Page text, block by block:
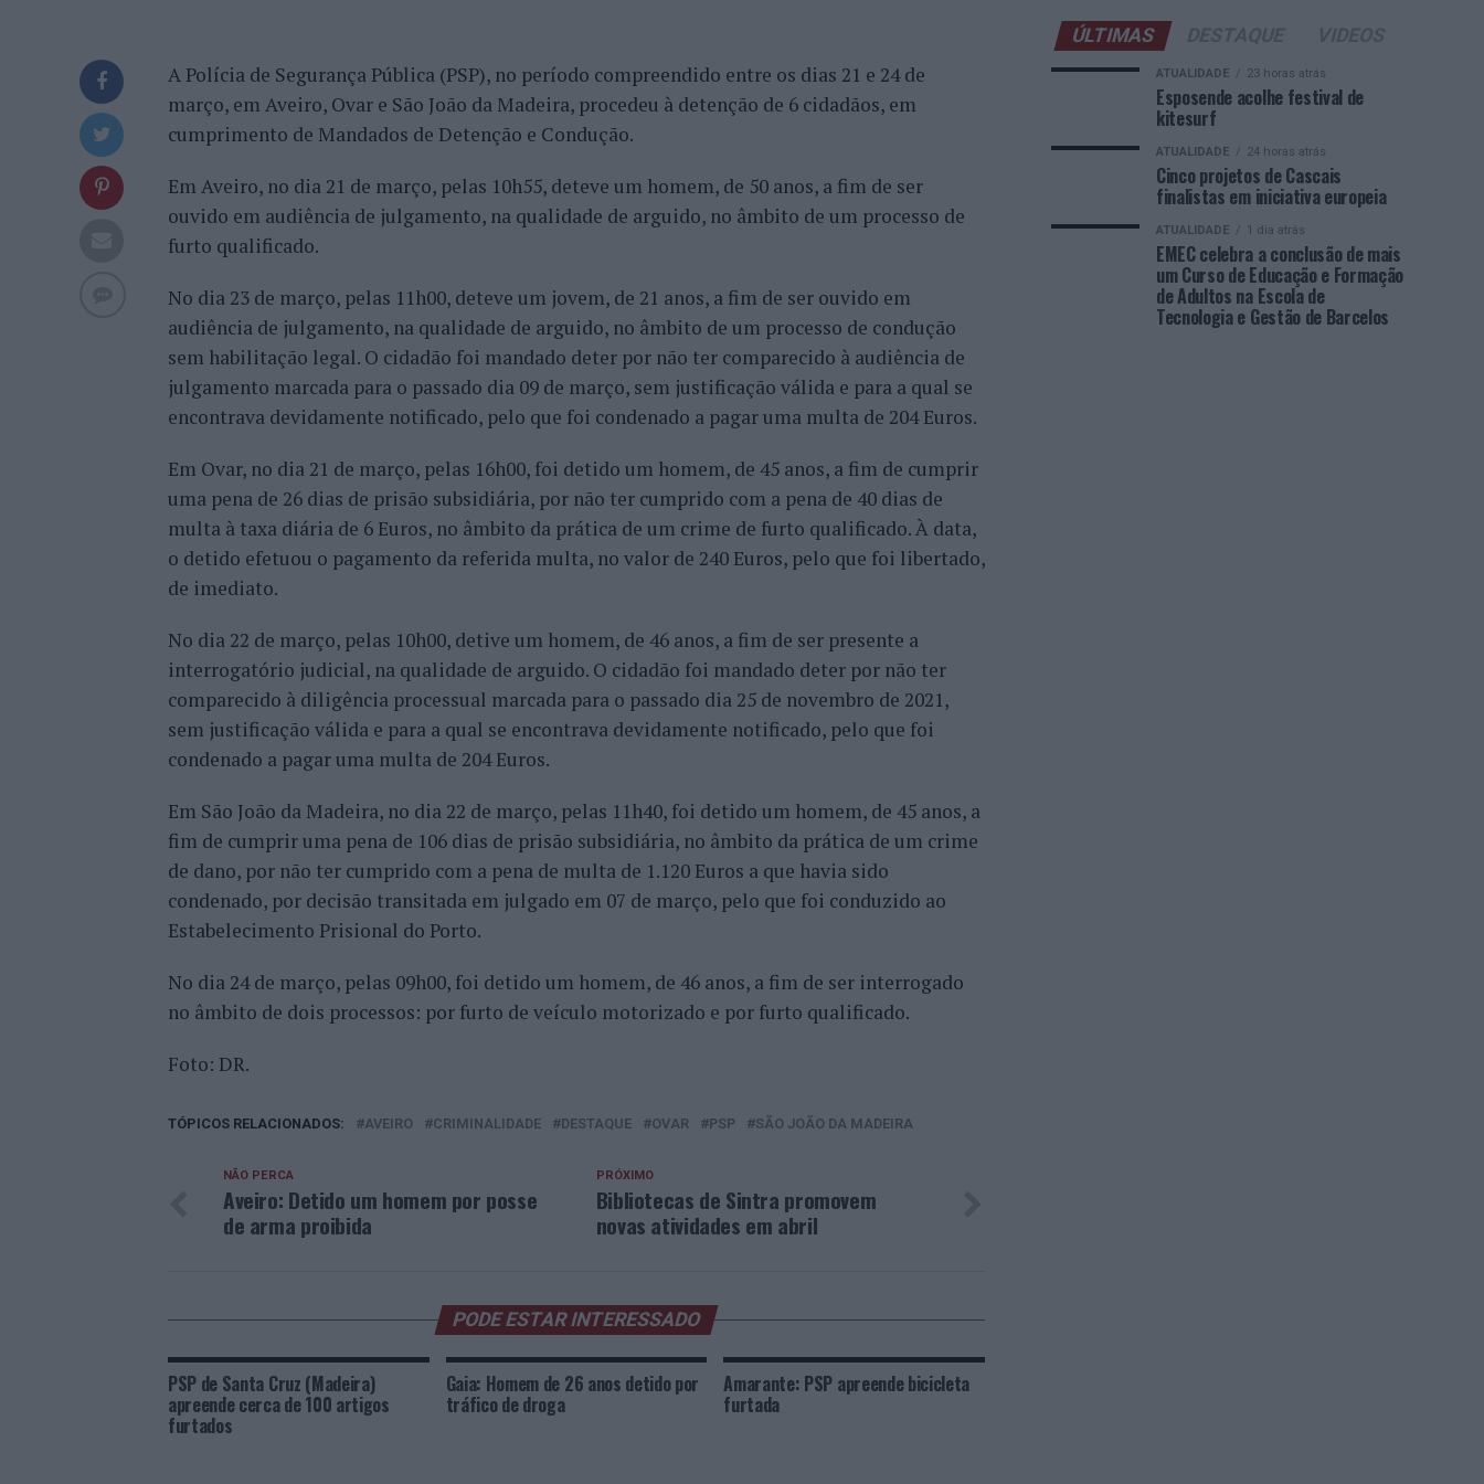
A Polícia de Segurança Pública (PSP), no período compreendido entre os dias 21 e 24 de
março, em Aveiro, Ovar e São João da Madeira, procedeu à detenção de 6 cidadãos, em
cumprimento de Mandados de Detenção e Condução.
Em Aveiro, no dia 21 de março, pelas 10h55, deteve um homem, de 50 anos, a fim de ser
ouvido em audiência de julgamento, na qualidade de arguido, no âmbito de um processo de
furto qualificado.
No dia 23 de março, pelas 11h00, deteve um jovem, de 21 anos, a fim de ser ouvido em
audiência de julgamento, na qualidade de arguido, no âmbito de um processo de condução
sem habilitação legal. O cidadão foi mandado deter por não ter comparecido à audiência de
julgamento marcada para o passado dia 09 de março, sem justificação válida e para a qual se
encontrava devidamente notificado, pelo que foi condenado a pagar uma multa de 204 Euros.
Em Ovar, no dia 21 de março, pelas 16h00, foi detido um homem, de 45 anos, a fim de cumprir
uma pena de 26 dias de prisão subsidiária, por não ter cumprido com a pena de 40 dias de
multa à taxa diária de 6 Euros, no âmbito da prática de um crime de furto qualificado. À data,
o detido efetuou o pagamento da referida multa, no valor de 240 Euros, pelo que foi libertado,
de imediato.
No dia 22 de março, pelas 10h00, detive um homem, de 46 anos, a fim de ser presente a
interrogatório judicial, na qualidade de arguido. O cidadão foi mandado deter por não ter
comparecido à diligência processual marcada para o passado dia 25 de novembro de 2021,
sem justificação válida e para a qual se encontrava devidamente notificado, pelo que foi
condenado a pagar uma multa de 204 Euros.
Em São João da Madeira, no dia 22 de março, pelas 11h40, foi detido um homem, de 45 anos, a
fim de cumprir uma pena de 106 dias de prisão subsidiária, no âmbito da prática de um crime
de dano, por não ter cumprido com a pena de multa de 1.120 Euros a que havia sido
condenado, por decisão transitada em julgado em 07 de março, pelo que foi conduzido ao
Estabelecimento Prisional do Porto.
No dia 24 de março, pelas 09h00, foi detido um homem, de 46 anos, a fim de ser interrogado
no âmbito de dois processos: por furto de veículo motorizado e por furto qualificado.
Foto: DR.
TÓPICOS RELACIONADOS: AVEIRO CRIMINALIDADE DESTAQUE OVAR PSP SÃO JOÃO DA MADEIRA
PRÓXIMO
Bibliotecas de Sintra promovem
novas atividades em abril
NÃO PERCA
Aveiro: Detido um homem por posse
de arma proibida
PODE ESTAR INTERESSADO
PSP de Santa Cruz (Madeira)
apreende cerca de 100 artigos
furtados
Gaia: Homem de 26 anos detido por
tráfico de droga
Amarante: PSP apreende bicicleta
furtada
ÚLTIMAS
ATUALIDADE 23 horas atrás
Esposende acolhe festival de
kitesurf
ATUALIDADE 24 horas atrás
Cinco projetos de Cascais
finalistas em iniciativa europeia
ATUALIDADE 1 dia atrás
EMEC celebra a conclusão de mais
um Curso de Educação e Formação
de Adultos na Escola de
Tecnologia e Gestão de Barcelos